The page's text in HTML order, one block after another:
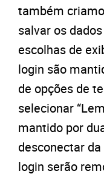
também
salvar os
escolhas de
login são
de opções de
selecionar
mantido por
desconectar
login serão